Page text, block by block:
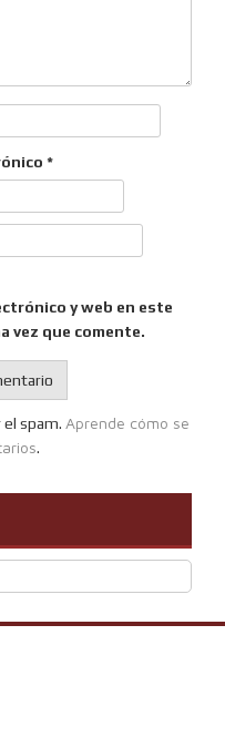
*
y web en este
vez que comente.
spam. Aprende cómo se
.